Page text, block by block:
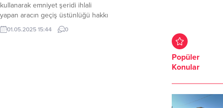
kullanarak emniyet şeridi ihlali
yapan aracın geçiş üstünlüğü hakkı
iptal edildi. İçişleri Bakanı Ali
Yerlikaya, sosyal medya hesabı
01.05.2025 15:44 0
Popüler
Konular